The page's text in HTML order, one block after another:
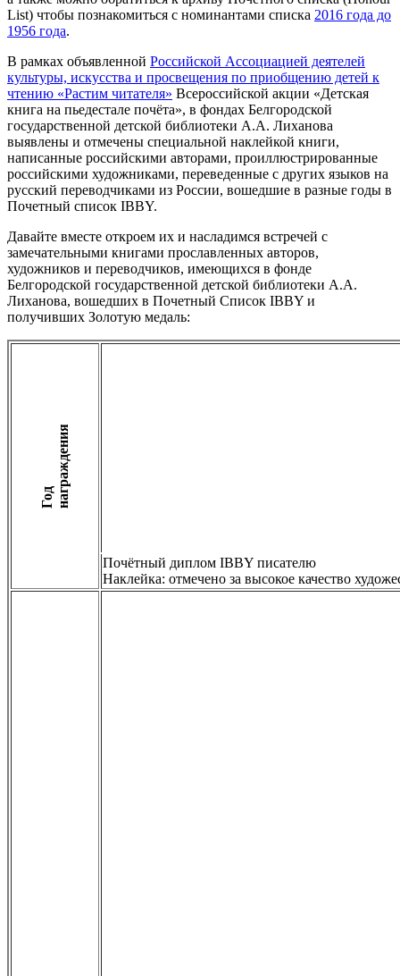
List) чтобы познакомиться с номинантами списка 2016 года до
1956 года.
В рамках объявленной Российской Ассоциацией деятелей
культуры, искусства и просвещения по приобщению детей к
чтению «Растим читателя» Всероссийской акции «Детская
книга на пьедестале почёта», в фондах Белгородской
государственной детской библиотеки А.А. Лиханова
выявлены и отмечены специальной наклейкой книги,
написанные российскими авторами, проиллюстрированные
российскими художниками, переведенные с других языков на
русский переводчиками из России, вошедшие в разные годы в
Почетный список IBBY.
Давайте вместе откроем их и насладимся встречей с
замечательными книгами прославленных авторов,
художников и переводчиков, имеющихся в фонде
Белгородской государственной детской библиотеки А.А.
Лиханова, вошедших в Почетный Список IBBY и
получивших Золотую медаль:
Г
о
д
н
а
г
р
а
ж
д
е
н
и я
Почётный диплом IBBY писателю
Наклейка: отмечено за высокое качество